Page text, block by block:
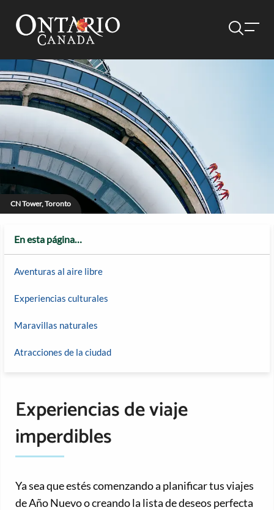
CN Tower, Toronto
En esta página…
Aventuras al aire libre
Experiencias culturales
Maravillas naturales
Atracciones de la ciudad
Experiencias de viaje
imperdibles
Ya sea que estés comenzando a planificar tus viajes
de Año Nuevo o creando la lista de deseos perfecta